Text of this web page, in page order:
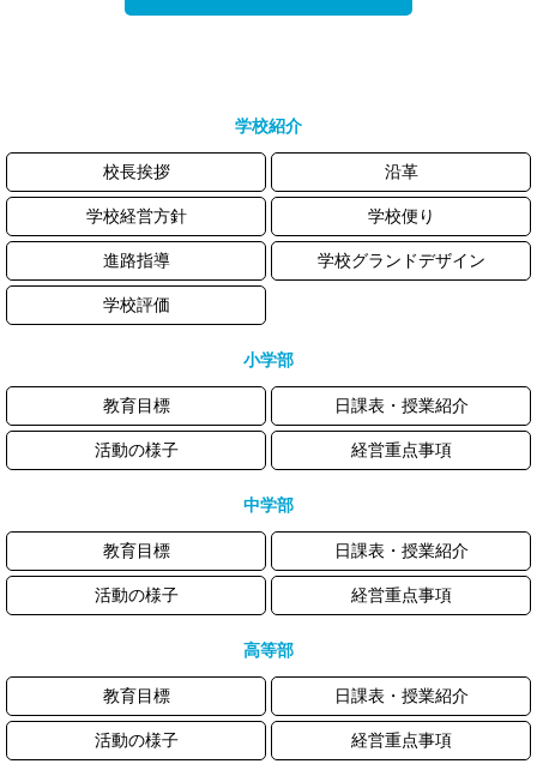
学校紹介
校長挨拶 沿革
学校経営方針 学校便り
進路指導 学校グランドデザイン
学校評価
小学部
教育目標 日課表・授業紹介
活動の様子 経営重点事項
中学部
教育目標 日課表・授業紹介
活動の様子 経営重点事項
高等部
教育目標 日課表・授業紹介
活動の様子 経営重点事項